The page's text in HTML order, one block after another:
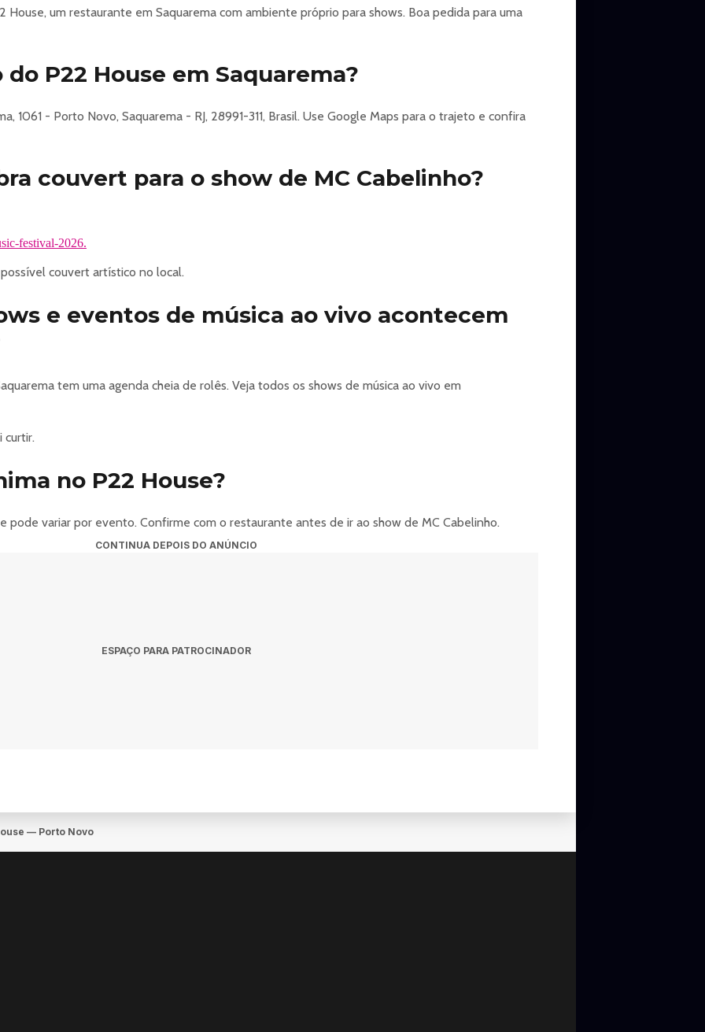
8505
e conteúdos exclusivos:
festival-2026
House, um restaurante em Saquarema com ambiente próprio para shows. Boa pedida para uma
P22 House em Saquarema?
1061 - Porto Novo, Saquarema - RJ, 28991-311, Brasil. Use Google Maps para o trajeto e confira
couvert para o show de MC Cabelinho?
festival-2026.
couvert artístico no local.
e eventos de música ao vivo acontecem
tem uma agenda cheia de rolês. Veja todos os shows de música ao vivo em
curtir.
no P22 House?
pode variar por evento. Confirme com o restaurante antes de ir ao show de MC Cabelinho.
CONTINUA DEPOIS DO ANÚNCIO
ESPAÇO PARA PATROCINADOR
— Porto Novo